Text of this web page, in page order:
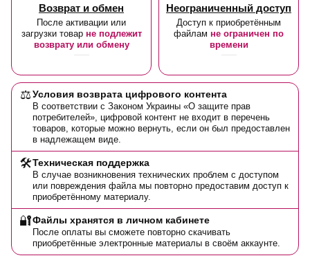
Возврат и обмен
После активации или
загрузки товар не подлежит
возврату или обмену
Неограниченный доступ
Доступ к приобретённым
файлам не ограничен по
времени
⚖️Условия возврата цифрового контента
В соответствии с Законом Украины «О защите прав
потребителей», цифровой контент не входит в перечень
товаров, которые можно вернуть, если он был предоставлен
в надлежащем виде.
🛠️Техническая поддержка
В случае возникновения технических проблем с доступом
или повреждения файла мы повторно предоставим доступ к
приобретённому материалу.
🔐Файлы хранятся в личном кабинете
После оплаты вы сможете повторно скачивать
приобретённые электронные материалы в своём аккаунте.